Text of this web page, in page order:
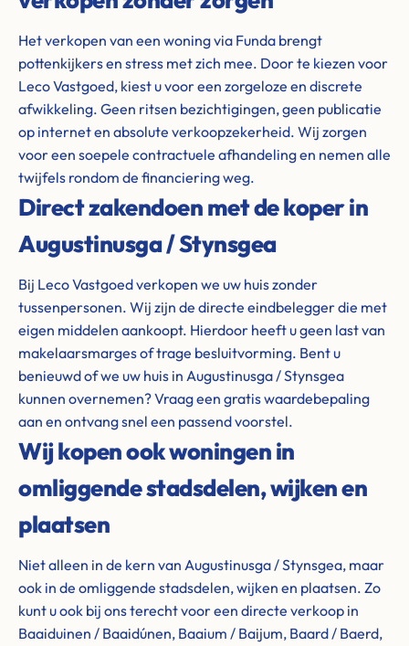
Het verkopen van een woning via Funda brengt
pottenkijkers en stress met zich mee. Door te kiezen voor
Leco Vastgoed, kiest u voor een zorgeloze en discrete
afwikkeling. Geen ritsen bezichtigingen, geen publicatie
op internet en absolute verkoopzekerheid. Wij zorgen
voor een soepele contractuele afhandeling en nemen alle
twijfels rondom de financiering weg.
Direct zakendoen met de koper in
Augustinusga / Stynsgea
Bij Leco Vastgoed verkopen we uw huis zonder
tussenpersonen. Wij zijn de directe eindbelegger die met
eigen middelen aankoopt. Hierdoor heeft u geen last van
makelaarsmarges of trage besluitvorming. Bent u
benieuwd of we uw huis in Augustinusga / Stynsgea
kunnen overnemen? Vraag een gratis waardebepaling
aan en ontvang snel een passend voorstel.
Wij kopen ook woningen in
omliggende stadsdelen, wijken en
plaatsen
Niet alleen in de kern van Augustinusga / Stynsgea, maar
ook in de omliggende stadsdelen, wijken en plaatsen. Zo
kunt u ook bij ons terecht voor een directe verkoop in
Baaiduinen / Baaidúnen, Baaium / Baijum, Baard / Baerd,